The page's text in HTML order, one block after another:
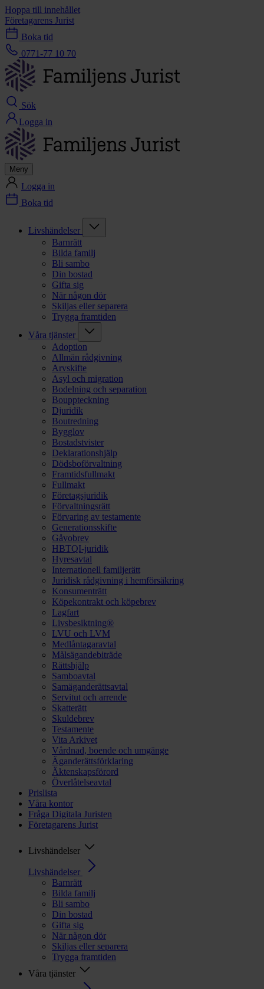
Hoppa till innehållet
Företagarens Jurist
Boka tid
0771-77 10 70
Sök
Logga in
Meny
Logga in
Boka tid
Livshändelser
Barnrätt
Bilda familj
Bli sambo
Din bostad
Gifta sig
När någon dör
Skiljas eller separera
Trygga framtiden
Våra tjänster
Adoption
Allmän rådgivning
Arvskifte
Asyl och migration
Bodelning och separation
Bouppteckning
Djuridik
Boutredning
Bygglov
Bostadstvister
Deklarationshjälp
Dödsboförvaltning
Framtidsfullmakt
Fullmakt
Företagsjuridik
Förvaltningsrätt
Förvaring av testamente
Generationsskifte
Gåvobrev
HBTQI-juridik
Hyresavtal
Internationell familjerätt
Juridisk rådgivning i hemförsäkring
Konsumenträtt
Köpekontrakt och köpebrev
Lagfart
Livsbesiktning®
LVU och LVM
Medlåntagaravtal
Målsägandebiträde
Rättshjälp
Samboavtal
Samäganderättsavtal
Servitut och arrende
Skatterätt
Skuldebrev
Testamente
Vita Arkivet
Vårdnad, boende och umgänge
Äganderättsförklaring
Äktenskapsförord
Överlåtelseavtal
Prislista
Våra kontor
Fråga Digitala Juristen
Företagarens Jurist
Livshändelser
Livshändelser
Barnrätt
Bilda familj
Bli sambo
Din bostad
Gifta sig
När någon dör
Skiljas eller separera
Trygga framtiden
Våra tjänster